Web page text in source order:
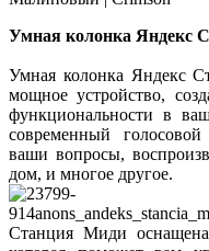
Умная колонка Яндекс
Умная колонка Яндекс
мощное устройство,
функциональности в
современный
ваши вопросы,
дом, и многое другое.
Станция Миди